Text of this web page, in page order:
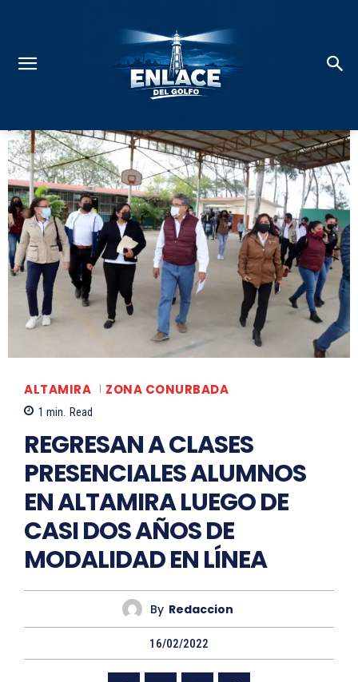
ALTAMIRA ZONA CONURBADA
1 min. Read
REGRESAN A CLASES
PRESENCIALES ALUMNOS
EN ALTAMIRA LUEGO DE
CASI DOS AÑOS DE
MODALIDAD EN LÍNEA
By Redaccion
16/02/2022